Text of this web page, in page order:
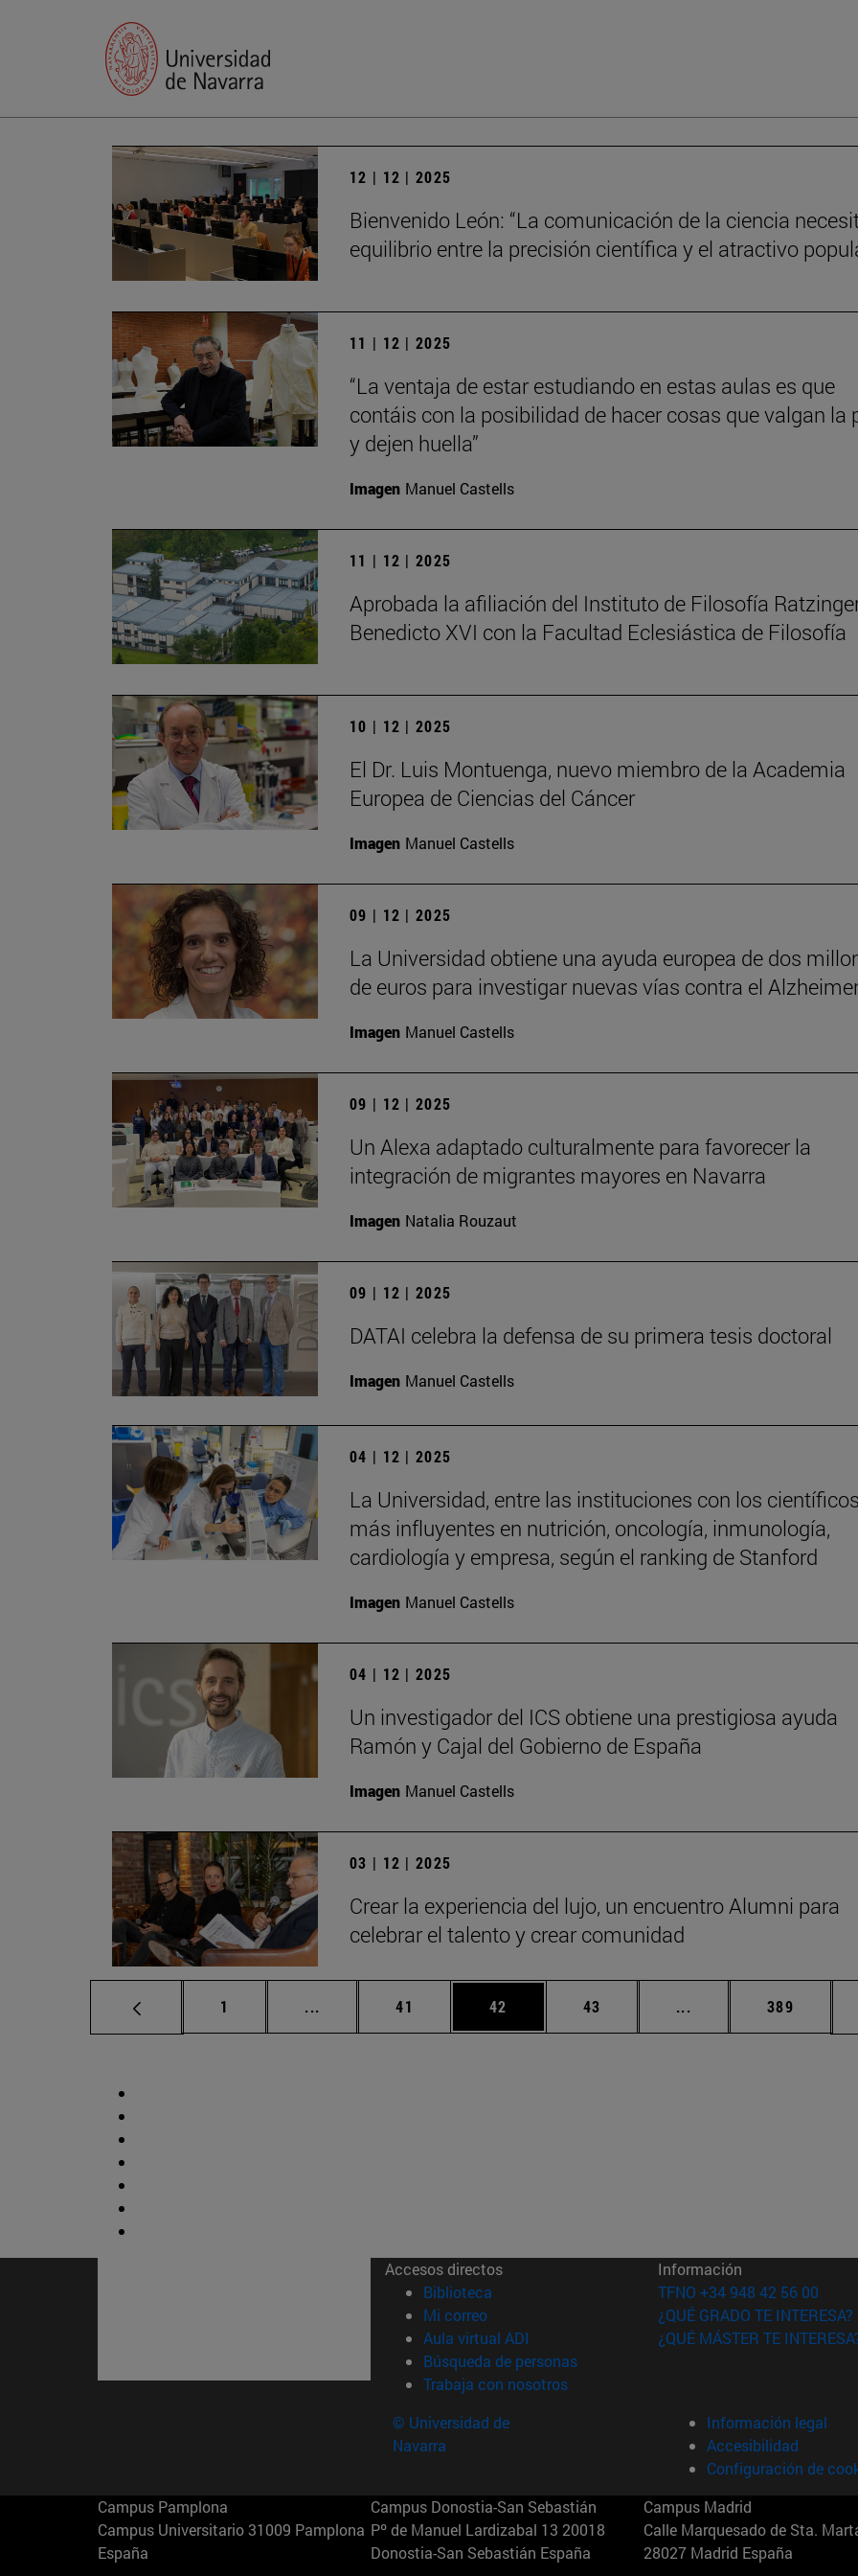
12 | 12 | 2025
Bienvenido León: “La comunicación de la ciencia
equilibrio entre la precisión científica y el atractivo
11 | 12 | 2025
“La ventaja de estar estudiando en estas aulas es que
contáis con la posibilidad de hacer cosas que valgan la
y dejen huella”
Imagen Manuel Castells
11 | 12 | 2025
Aprobada la afiliación del Instituto de Filosofía
Benedicto XVI con la Facultad Eclesiástica de Filosofía
10 | 12 | 2025
El Dr. Luis Montuenga, nuevo miembro de la Academia
Europea de Ciencias del Cáncer
Imagen Manuel Castells
09 | 12 | 2025
La Universidad obtiene una ayuda europea de dos
de euros para investigar nuevas vías contra el
Imagen Manuel Castells
09 | 12 | 2025
Un Alexa adaptado culturalmente para favorecer la
integración de migrantes mayores en Navarra
Imagen Natalia Rouzaut
09 | 12 | 2025
DATAI celebra la defensa de su primera tesis doctoral
Imagen Manuel Castells
04 | 12 | 2025
La Universidad, entre las instituciones con los
más influyentes en nutrición, oncología, inmunología,
cardiología y empresa, según el ranking de Stanford
Imagen Manuel Castells
04 | 12 | 2025
Un investigador del ICS obtiene una prestigiosa ayuda
Ramón y Cajal del Gobierno de España
Imagen Manuel Castells
03 | 12 | 2025
Crear la experiencia del lujo, un encuentro Alumni para
celebrar el talento y crear comunidad
Página
1 ... Páginas intermedias Use TAB para desplazarse.
Página
41 Página
42 Página
43 ... Páginas intermedias
Página
389
Accesos directos
Biblioteca (abre en nueva ventana)
Mi correo(abre en nueva ventana)
Aula virtual ADI (abre en nueva ventana)
Búsqueda de personas(abre en nueva ventana)
Trabaja con nosotros(abre en nueva ventana)
Información
TFNO +34 948 42 56 00
¿QUÉ GRADO TE INTERESA?
¿QUÉ MÁSTER TE
© Universidad de
Navarra
Información legal
Accesibilidad
Configuración de
Campus Pamplona
Campus Universitario 31009 Pamplona
España
Campus Donostia-San Sebastián
Pº de Manuel Lardizabal 13 20018
Donostia-San Sebastián España
Campus Madrid
Calle Marquesado de Sta.
28027 Madrid España